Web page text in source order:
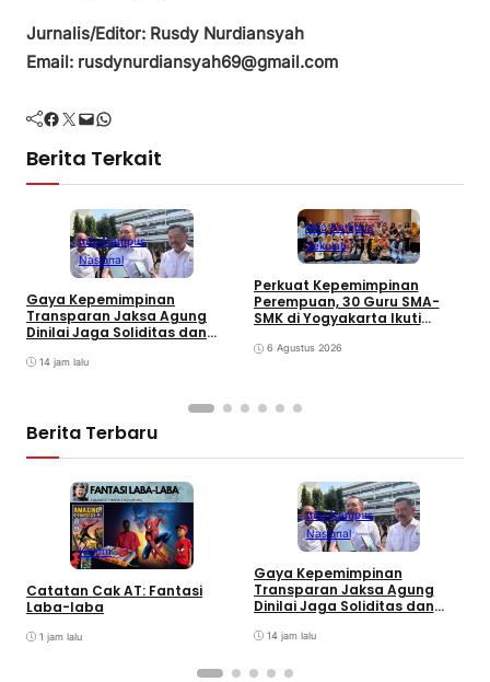
Jurnalis/Editor: Rusdy Nurdiansyah
Email: rusdynurdiansyah69@gmail.com
Facebook Twitter Mail WhatsApp
Berita Terkait
Info Kampus
Nasional
Gaya Kepemimpinan
Transparan Jaksa Agung
Dinilai Jaga Soliditas dan
Adhyaksa
14 jam lalu
Info Kampus
Sekolah
Perkuat Kepemimpinan
Perempuan, 30 Guru SMA-
SMK di Yogyakarta Ikuti
6 Agustus 2026
Berita Terbaru
Kolom
Catatan Cak AT: Fantasi
Laba-laba
1 jam lalu
Info Kampus
Nasional
Gaya Kepemimpinan
Transparan Jaksa Agung
Dinilai Jaga Soliditas dan
Adhyaksa
14 jam lalu